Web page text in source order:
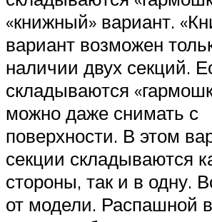
«книжный» вариант.
вариант возможен
наличии двух секций.
складываются
можно даже снимать с
поверхности. В этом
секции складываются
стороны, так и в одну.
от модели. Распашной